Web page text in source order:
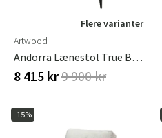
Flere varianter
Artwood
Andorra Lænestol True Brown
8 415 kr9 900 kr
-15%